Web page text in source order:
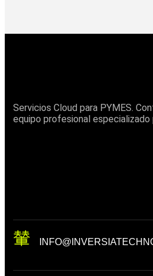
Servicios Cloud para PYMES.
equipo profesional especializado